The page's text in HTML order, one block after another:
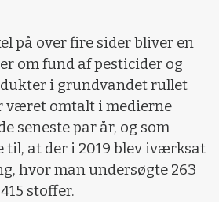
på over fire sider bliver en
om fund af pesticider og
i grundvandet rullet
været omtalt i medierne
seneste par år, og som
til, at der i 2019 blev iværksat
hvor man undersøgte 263
stoffer.